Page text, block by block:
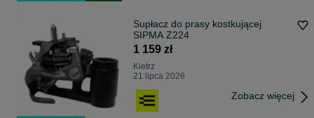
Supłacz do prasy kostkującej
SIPMA Z224
1 159 zł
Kietrz
21 lipca 2026
Zobacz więcej